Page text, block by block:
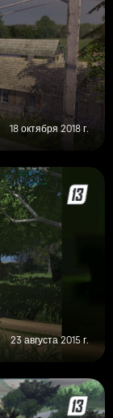
18 октября 2018 г.
23 августа 2015 г.